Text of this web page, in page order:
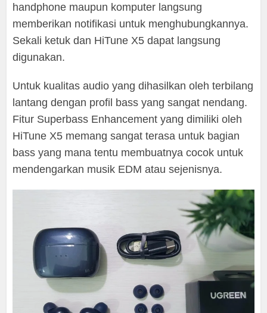
handphone maupun komputer langsung
memberikan notifikasi untuk menghubungkannya.
Sekali ketuk dan HiTune X5 dapat langsung
digunakan.
Untuk kualitas audio yang dihasilkan oleh terbilang
lantang dengan profil bass yang sangat nendang.
Fitur Superbass Enhancement yang dimiliki oleh
HiTune X5 memang sangat terasa untuk bagian
bass yang mana tentu membuatnya cocok untuk
mendengarkan musik EDM atau sejenisnya.